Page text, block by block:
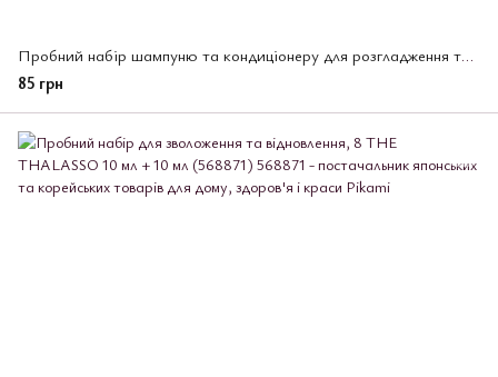
Пробний набір шампуню та кондиціонеру для розгладження та відновлення волосся , 8 THE THALASSO 10 мл + 10 мл
85 грн